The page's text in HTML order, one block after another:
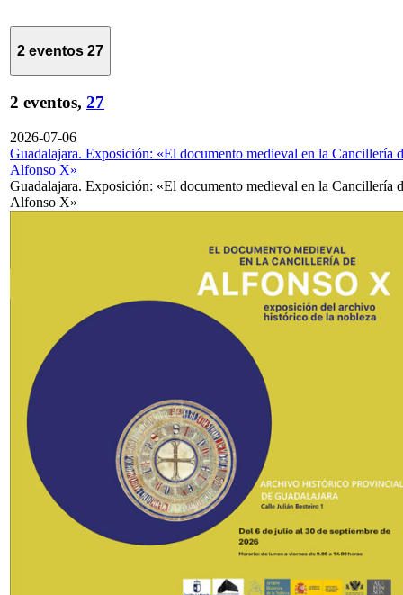
2 eventos 27
2 eventos, 27
2026-07-06
Guadalajara. Exposición: «El documento medieval en la Cancillería
Alfonso X»
Guadalajara. Exposición: «El documento medieval en la Cancillería
Alfonso X»